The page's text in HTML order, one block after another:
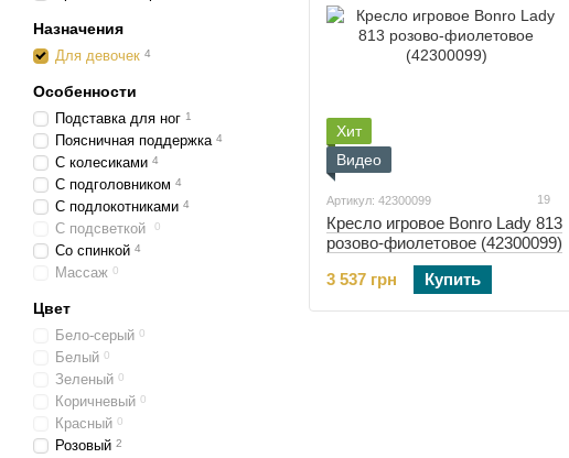
Хит
Видео
Артикул: 42300099 19
Кресло игровое Bonro Lady 813
розово-фиолетовое (42300099)
3 537 грн
Купить
Назначения
Для девочек 4
Особенности
Подставка для ног 1
Поясничная поддержка 4
С колесиками 4
С подголовником 4
С подлокотниками 4
С подсветкой 0
Со спинкой 4
Массаж 0
Цвет
Бело-серый 0
Белый 0
Зеленый 0
Коричневый 0
Красный 0
Розовый 2